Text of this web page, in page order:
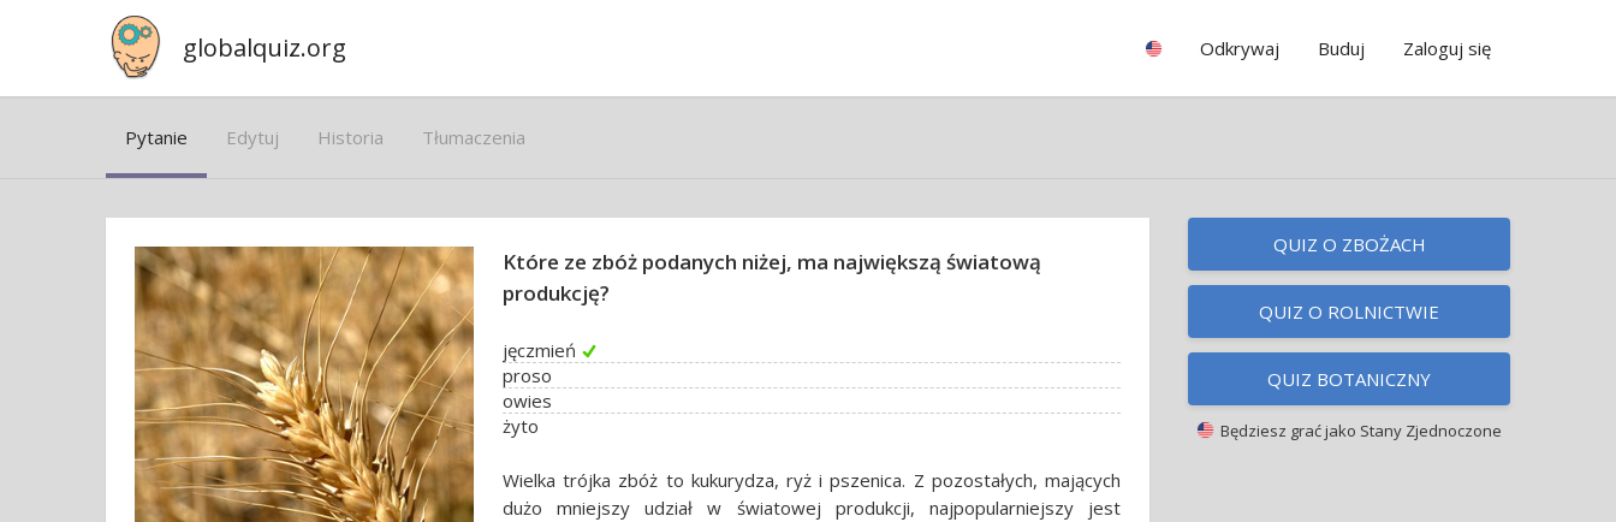
globalquiz.org Odkrywaj Buduj Zaloguj się
Pytanie Edytuj Historia Tłumaczenia
Które ze zbóż podanych niżej, ma największą światową
produkcję?
jęczmień
proso
owies
żyto
Wielka trójka zbóż to kukurydza, ryż i pszenica. Z pozostałych, mających
dużo mniejszy udział w światowej produkcji, najpopularniejszy jest
QUIZ O ZBOŻACH
QUIZ O ROLNICTWIE
QUIZ BOTANICZNY
Będziesz grać jako Stany Zjednoczone